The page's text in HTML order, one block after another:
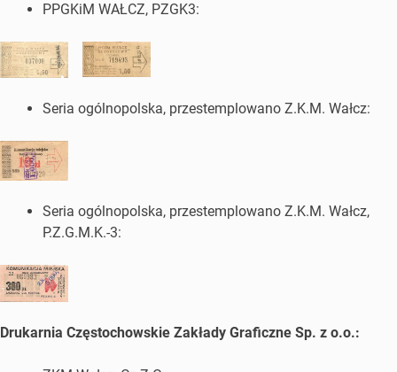
PPGKiM WAŁCZ, PZGK3:
Seria ogólnopolska, przestemplowano Z.K.M. Wałcz:
Seria ogólnopolska, przestemplowano Z.K.M. Wałcz,
P.Z.G.M.K.-3:
Drukarnia Częstochowskie Zakłady Graficzne Sp. z o.o.: